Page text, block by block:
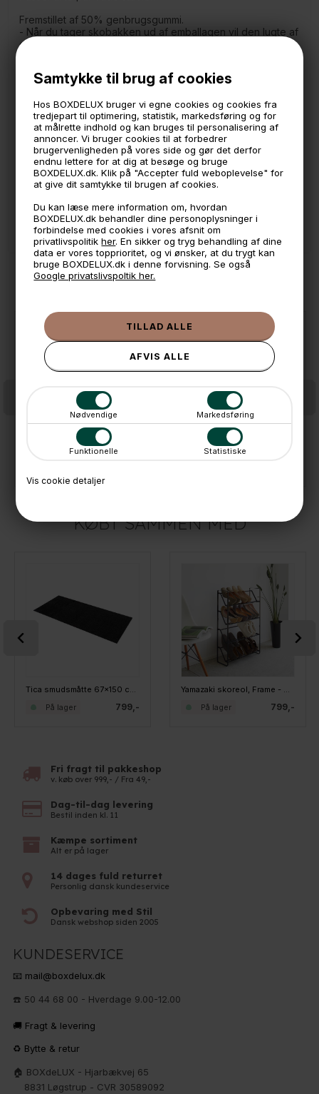
Samtykke til brug af cookies
Hos BOXDELUX bruger vi egne cookies og cookies fra
tredjepart til optimering, statistik, markedsføring og for
at målrette indhold og kan bruges til personalisering af
annoncer. Vi bruger cookies til at forbedrer
brugervenligheden på vores side og gør det derfor
endnu lettere for at dig at besøge og bruge
BOXDELUX.dk. Klik på "Accepter fuld weboplevelse" for
at give dit samtykke til brugen af cookies.
Du kan læse mere information om, hvordan
BOXDELUX.dk behandler dine personoplysninger i
forbindelse med cookies i vores afsnit om
privatlivspolitikher. En sikker og tryg behandling af dine
data er vores topprioritet, og vi ønsker, at du trygt kan
bruge BOXDELUX.dk i denne forvisning. Se også
Google privatslivspoltik her.
Nødvendige Markedsføring
Funktionelle Statistiske
Vis cookie detaljer
Fremstillet af 50% genbrugsgummi.
- Når du tager skobakken ud af emballagen vil den lugte af
gummi, men det vil aftage efter en uges tid.
🕚 Bestil inden 11 & vi sender samme dag på hverdage
🧺 Kan du lægge varen i kurven, er den på lager
🌟 4,9 med over 1200 anmeldelser ★★★★★
📦 Fragtfri v. køb over 999,- ellers fra 49,- med GLS
💳 Betal med
Kundeservicemail@boxdelux.dk(24/7)
ANDRE IDÉER
KØBT SAMMEN MED
Tica smudsmåtte 67x150 cm. Sort Unicolor
799,-
På lager
Yamazaki skoreol, Frame - Sort
799,-
På lager
Fri fragt til pakkeshop
v. køb over 999,- / Fra 49,-
Dag-til-dag levering
Bestil inden kl. 11
Kæmpe sortiment
Alt er på lager
14 dages fuld returret
Personlig dansk kundeservice
Opbevaring med Stil
Dansk webshop siden 2005
KUNDESERVICE
📧 mail@boxdelux.dk
☎️ 50 44 68 00 - Hverdage 9.00-12.00
🚚 Fragt & levering
♻️ Bytte & retur
🏠 BOXdeLUX - Hjarbækvej 65
8831 Løgstrup - CVR 30589092